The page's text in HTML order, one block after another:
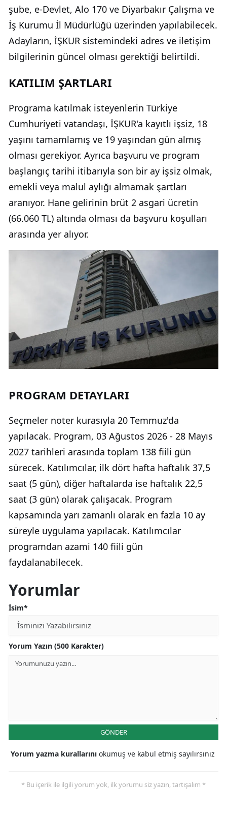
şube, e-Devlet, Alo 170 ve Diyarbakır Çalışma ve
İş Kurumu İl Müdürlüğü üzerinden yapılabilecek.
Adayların, İŞKUR sistemindeki adres ve iletişim
bilgilerinin güncel olması gerektiği belirtildi.
KATILIM ŞARTLARI
Programa katılmak isteyenlerin Türkiye
Cumhuriyeti vatandaşı, İŞKUR'a kayıtlı işsiz, 18
yaşını tamamlamış ve 19 yaşından gün almış
olması gerekiyor. Ayrıca başvuru ve program
başlangıç tarihi itibarıyla son bir ay işsiz olmak,
emekli veya malul aylığı almamak şartları
aranıyor. Hane gelirinin brüt 2 asgari ücretin
(66.060 TL) altında olması da başvuru koşulları
arasında yer alıyor.
PROGRAM DETAYLARI
Seçmeler noter kurasıyla 20 Temmuz'da
yapılacak. Program, 03 Ağustos 2026 - 28 Mayıs
2027 tarihleri arasında toplam 138 fiili gün
sürecek. Katılımcılar, ilk dört hafta haftalık 37,5
saat (5 gün), diğer haftalarda ise haftalık 22,5
saat (3 gün) olarak çalışacak. Program
kapsamında yarı zamanlı olarak en fazla 10 ay
süreyle uygulama yapılacak. Katılımcılar
programdan azami 140 fiili gün
faydalanabilecek.
Yorumlar
İsim*
Yorum Yazın (500 Karakter)
GÖNDER
Yorum yazma kurallarını okumuş ve kabul etmiş sayılırsınız
* Bu içerik ile ilgili yorum yok, ilk yorumu siz yazın, tartışalım *